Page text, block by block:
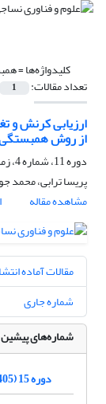
کلیدواژه‌ها =
تعداد مقالات: 1
ارزیابی کرنش و
از روش
دوره 11، شماره 4، زمستان 1401، صفحه
پریسا ترابی، محمد
مشاهده مقاله
مقالات آماده
شماره جاری
شماره‌های
دوره 15 (1405)